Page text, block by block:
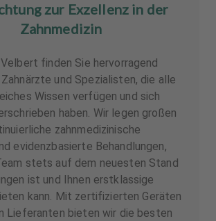
zur Exzellenz in der
Zahnmedizin
finden Sie hervorragend
und Spezialisten, die alle
Wissen verfügen und sich
haben. Wir legen großen
zahnmedizinische
evidenzbasierte Behandlungen,
stets auf dem neuesten Stand
ist und Ihnen erstklassige
kann. Mit zertifizierten Geräten
Lieferanten bieten wir die besten